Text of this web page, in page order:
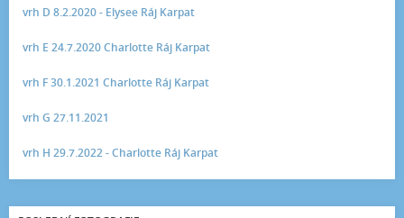
vrh D 8.2.2020 - Elysee Ráj Karpat
vrh E 24.7.2020 Charlotte Ráj Karpat
vrh F 30.1.2021 Charlotte Ráj Karpat
vrh G 27.11.2021
vrh H 29.7.2022 - Charlotte Ráj Karpat